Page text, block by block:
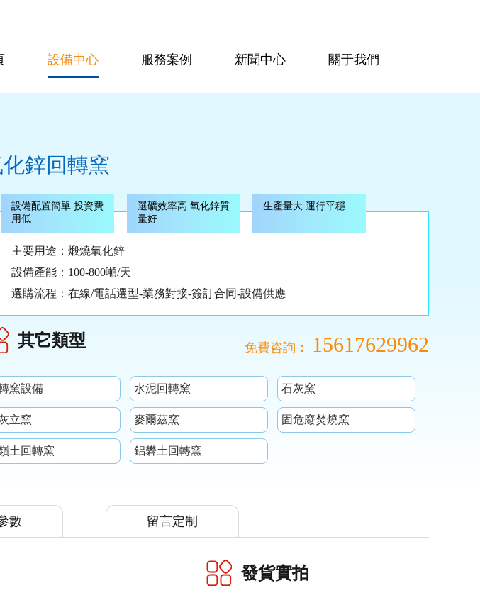
設備中心 服務案例 新聞中心 關于我們
鋅回轉窯
設備配置簡單 投資費
用低
選礦效率高 氧化鋅質
量好
生產量大 運行平穩
主要用途：煅燒氧化鋅
設備產能：100-800噸/天
選購流程：在線/電話選型-業務對接-簽訂合同-設備供應
其它類型 免費咨詢： 15617629962
窯設備 水泥回轉窯 石灰窯
立窯 麥爾茲窯 固危廢焚燒窯
土回轉窯 鋁礬土回轉窯
數 留言定制
發貨實拍